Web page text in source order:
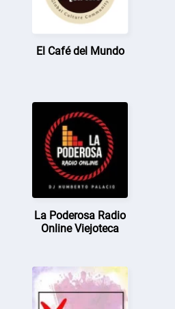
El Café del Mundo
La Poderosa Radio
Online Viejoteca